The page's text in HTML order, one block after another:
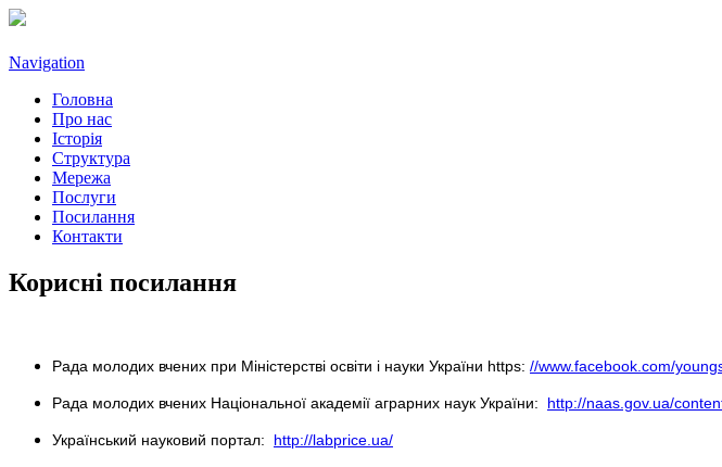
Navigation
Головна
Про нас
Історія
Структура
Мережа
Послуги
Посилання
Контакти
Корисні посилання
Рада молодих вчених при Міністерстві освіти і науки України https: //www.facebook.com/
Рада молодих вчених Національної академії аграрних наук України: http://naas.gov.ua/
Український науковий портал: http://labprice.ua/